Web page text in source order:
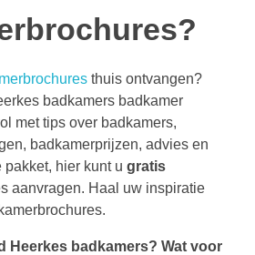
thuis ontvangen?
badkamers badkamer
met tips over badkamers,
badkamerprijzen, advies en
hier kunt u gratis
aanvragen. Haal uw inspiratie
Heerkes badkamers? Wat voor